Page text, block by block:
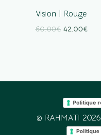
Vision | Rouge
60.00€ 42.00€
Politique
© RAHMATI
Politique